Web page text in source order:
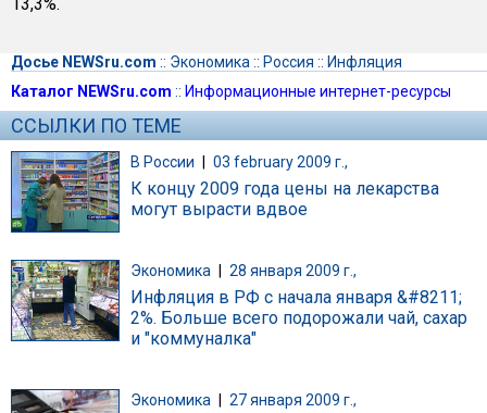
Досье NEWSru.com :: Экономика :: Россия :: Инфляция
Каталог NEWSru.com :: Информационные интернет-ресурсы
ССЫЛКИ ПО ТЕМЕ
В России | 03 february 2009 г.,
К концу 2009 года цены на лекарства
могут вырасти вдвое
Экономика 28 января 2009 г.,
Инфляция в РФ с начала января &#8211;
2%. Больше всего подорожали чай, сахар
и "коммуналка"
Экономика 27 января 2009 г.,